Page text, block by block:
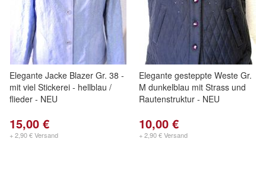
Elegante Jacke Blazer Gr. 38 -
mit viel Stickerei - hellblau /
flieder - NEU
15,00 €
+ 2,90 € Versand
Elegante gesteppte Weste Gr.
M dunkelblau mit Strass und
Rautenstruktur - NEU
10,00 €
+ 2,90 € Versand